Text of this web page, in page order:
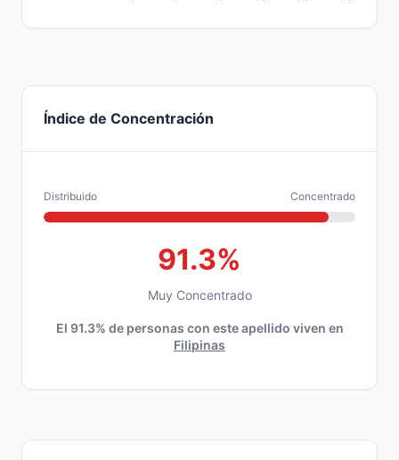
Índice de Concentración
Distribuido Concentrado
91.3%
Muy Concentrado
El 91.3% de personas con este apellido viven en
Filipinas